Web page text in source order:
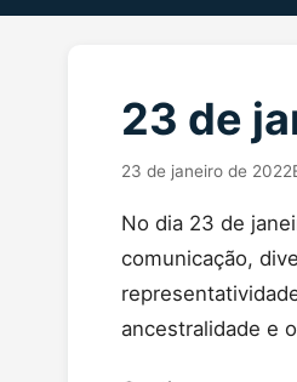
23 de
23 de janeiro de 2022
No dia 23 de
comunicação,
ancestralidade e